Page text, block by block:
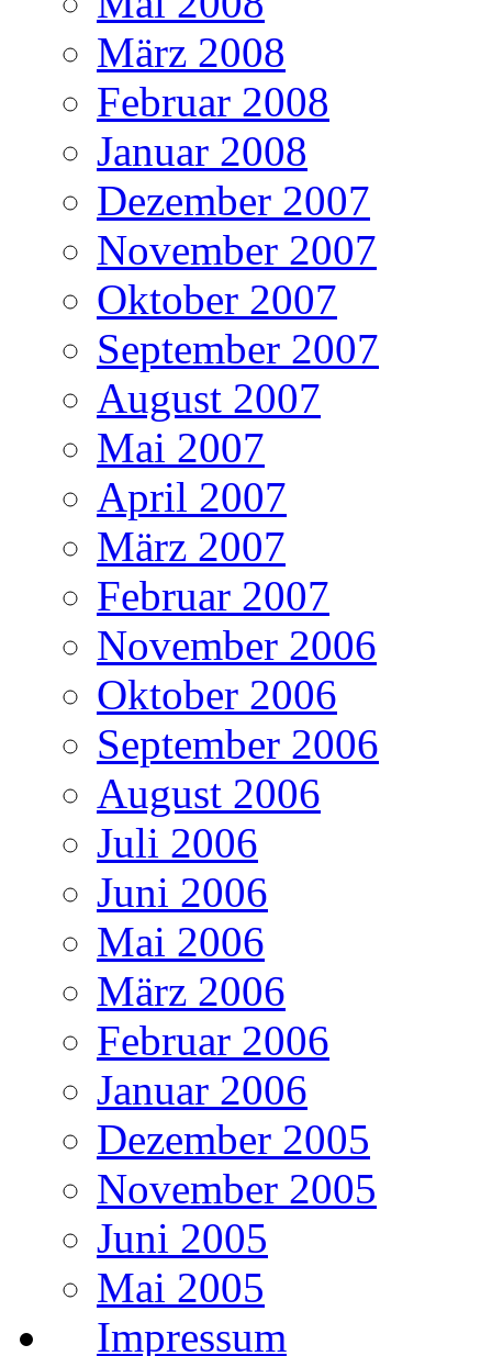
März 2008
Februar 2008
Januar 2008
Dezember 2007
November 2007
Oktober 2007
September 2007
August 2007
Mai 2007
April 2007
März 2007
Februar 2007
November 2006
Oktober 2006
September 2006
August 2006
Juli 2006
Juni 2006
Mai 2006
März 2006
Februar 2006
Januar 2006
Dezember 2005
November 2005
Juni 2005
Mai 2005
Impressum